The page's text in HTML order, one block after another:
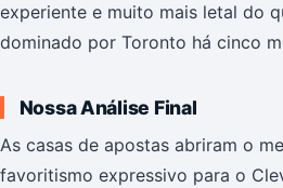
experiente e muito mais letal do
dominado por Toronto há cinco
Nossa Análise Final
As casas de apostas abriram o
favoritismo expressivo para o